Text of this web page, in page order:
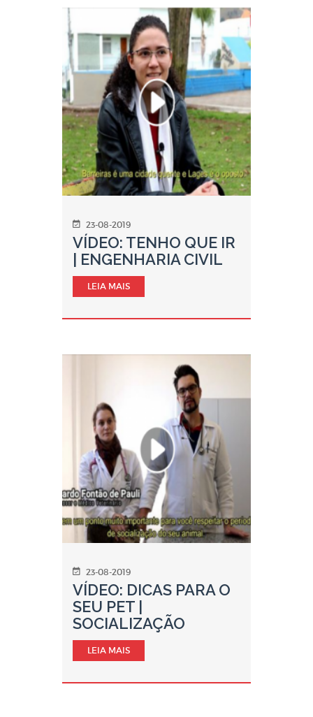
23-08-2019
VÍDEO: TENHO QUE IR
| ENGENHARIA CIVIL
LEIA MAIS
23-08-2019
VÍDEO: DICAS PARA O
SEU PET |
SOCIALIZAÇÃO
LEIA MAIS